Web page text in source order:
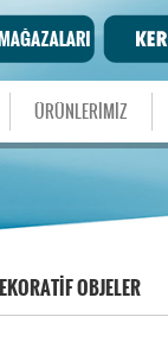
ÜRÜNLERİMİZ
OBJELER